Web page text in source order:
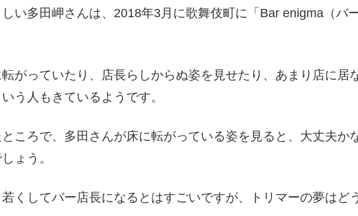
い多田岬さんは、2018年3月に歌舞伎町に「Bar enigma（
がっていたり、店長らしからぬ姿を見せたり、あまり店に
う人もきているようです。
ころで、多田さんが床に転がっている姿を見ると、大丈夫
ょう。
くしてバー店長になるとはすごいですが、トリマーの夢はど